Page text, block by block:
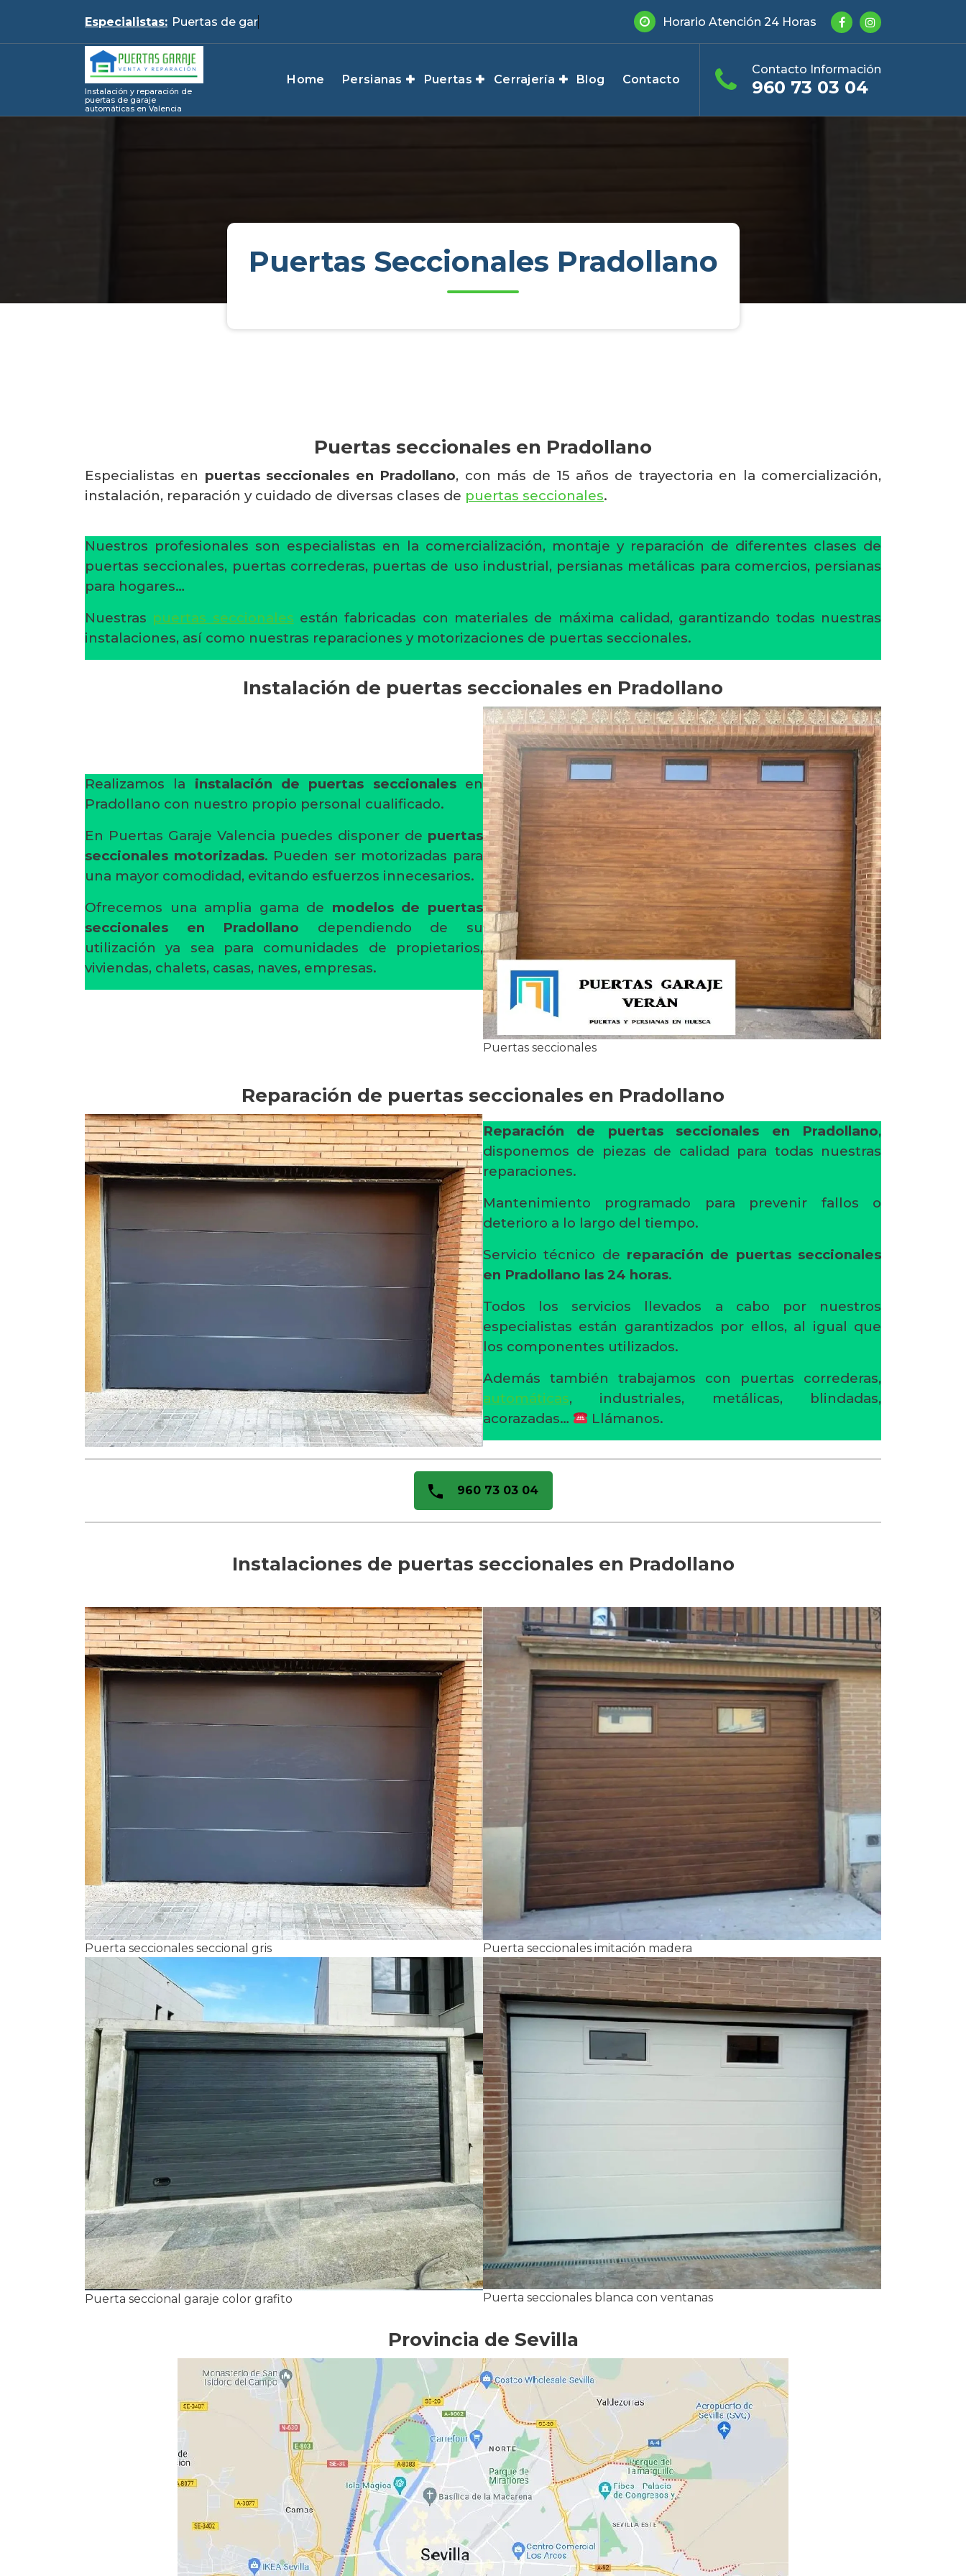
content
Especialistas: Pu Horario Atención 24 Horas
Instalación y reparación de
puertas de garaje
automáticas en Valencia
Home Persianas Puertas Cerrajería Blog Contacto
Contacto Información
960 73 03 04
Puertas Seccionales Pradollano
Puertas seccionales en Pradollano
Especialistas en puertas seccionales en Pradollano, con más de 15 años de trayectoria en la comercialización,
instalación, reparación y cuidado de diversas clases de puertas seccionales.
Nuestros profesionales son especialistas en la comercialización, montaje y reparación de diferentes clases de
puertas seccionales, puertas correderas, puertas de uso industrial, persianas metálicas para comercios, persianas
para hogares…
Nuestras puertas seccionales están fabricadas con materiales de máxima calidad, garantizando todas nuestras
instalaciones, así como nuestras reparaciones y motorizaciones de puertas seccionales.
Instalación de puertas seccionales en Pradollano
Realizamos la instalación de puertas seccionalesen
Pradollano con nuestro propio personal cualificado.
En Puertas Garaje Valencia puedes disponer de puertas
seccionales motorizadas. Pueden ser motorizadas para
una mayor comodidad, evitando esfuerzos innecesarios.
Ofrecemos una amplia gama de modelos de puertas
seccionales en Pradollano dependiendo de su
utilización ya sea para comunidades de propietarios,
viviendas, chalets, casas, naves, empresas.
Puertas seccionales
Reparación de puertas seccionales en Pradollano
Reparación de puertas seccionales en Pradollano,
disponemos de piezas de calidad para todas nuestras
reparaciones.
Mantenimiento programado para prevenir fallos o
deterioro a lo largo del tiempo.
Servicio técnico de reparación de puertas seccionales
en Pradollano las 24 horas.
Todos los servicios llevados a cabo por nuestros
especialistas están garantizados por ellos, al igual que
los componentes utilizados.
Además también trabajamos con puertas correderas,
automáticas, industriales, metálicas, blindadas,
acorazadas…
Llámanos.
960 73 03 04
Instalaciones de puertas seccionales en Pradollano
Puerta seccionales seccional gris
Puerta seccional garaje color grafito
Puerta seccionales imitación madera
Puerta seccionales blanca con ventanas
Provincia de Sevilla